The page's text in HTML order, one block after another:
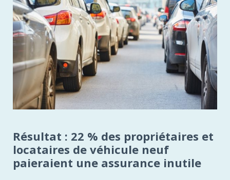
​​​​Résultat : 22 % des propriétaires et
locataires de véhicule neuf
paieraient une assurance inutile